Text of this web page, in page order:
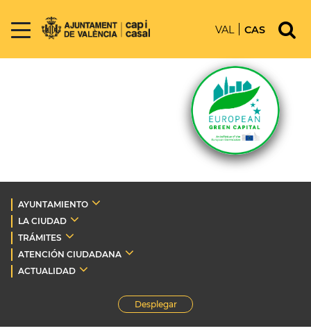
VAL CAS
AYUNTAMIENTO
LA CIUDAD
TRÁMITES
ATENCIÓN CIUDADANA
ACTUALIDAD
Desplegar